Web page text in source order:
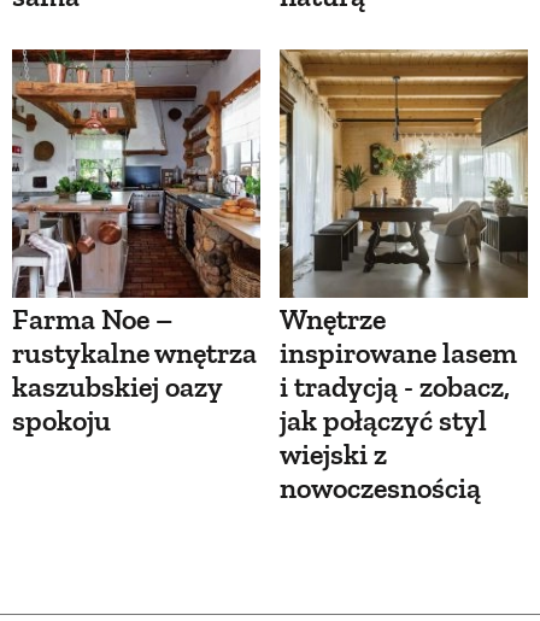
Farma Noe –
rustykalne wnętrza
kaszubskiej oazy
spokoju
Wnętrze
inspirowane lasem
i tradycją - zobacz,
jak połączyć styl
wiejski z
nowoczesnością